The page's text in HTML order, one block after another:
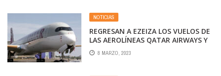
NOTICIAS
REGRESAN A EZEIZA LOS VUELOS DE
LAS AEROLÍNEAS QATAR AIRWAYS Y
CUBANA
8 MARZO, 2023